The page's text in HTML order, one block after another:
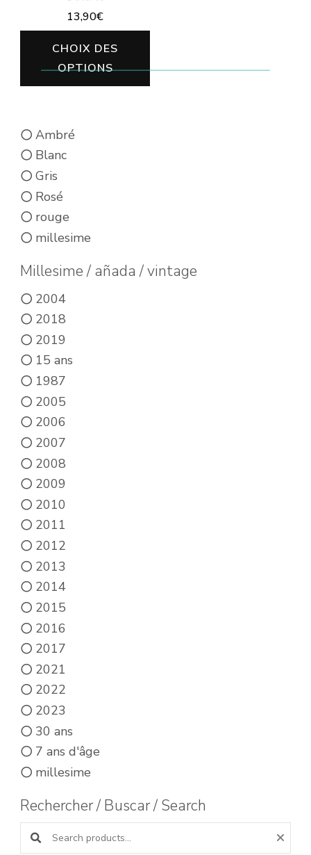
13,90€
CHOIX DES
OPTIONS
a
la
Ambré
Blanc
Gris
Rosé
rouge
millesime
Millesime / añada / vintage
2004
2018
2019
15 ans
1987
2005
2006
2007
2008
2009
2010
2011
2012
2013
2014
2015
2016
2017
2021
2022
2023
30 ans
7 ans d'âge
millesime
Rechercher / Buscar / Search
Search products: